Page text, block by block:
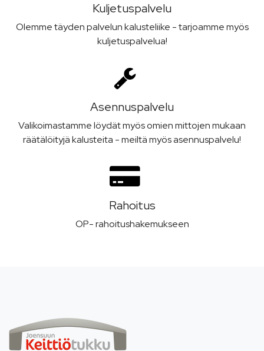
Kuljetus­palvelu
Olemme täyden palvelun kalusteliike - tarjoamme myös
kuljetuspalvelua!
Asennus­palvelu
Valikoimastamme löydät myös omien mittojen mukaan
räätälöityjä kalusteita - meiltä myös asennuspalvelu!
Rahoitus
OP- rahoitushakemukseen